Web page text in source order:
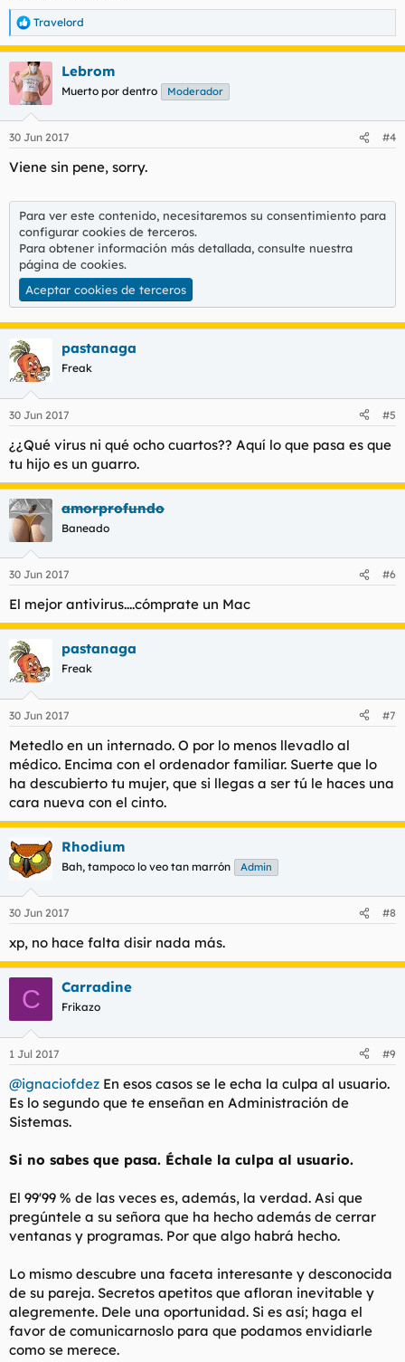
R
e
a
c
c
e
s
:
Travelord
Lebrom
Muerto por dentro Moderador
30 Jun 2017 #4
Viene sin pene, sorry.
Para ver este contenido, necesitaremos su consentimiento para
configurar cookies de terceros.
Para obtener información más detallada, consulte nuestra
página de cookies.
Aceptar cookies de terceros
pastanaga
Freak
30 Jun 2017 #5
¿¿Qué virus ni qué ocho cuartos?? Aquí lo que pasa es que
tu hijo es un guarro.
amorprofundo
Baneado
30 Jun 2017 #6
El mejor antivirus....cómprate un Mac
pastanaga
Freak
30 Jun 2017 #7
Metedlo en un internado. O por lo menos llevadlo al
médico. Encima con el ordenador familiar. Suerte que lo
ha descubierto tu mujer, que si llegas a ser tú le haces una
cara nueva con el cinto.
Rhodium
Bah, tampoco lo veo tan marrón Admin
30 Jun 2017 #8
xp, no hace falta disir nada más.
C Carradine
Frikazo
1 Jul 2017 #9
@ignaciofdez En esos casos se le echa la culpa al usuario.
Es lo segundo que te enseñan en Administración de
Sistemas.
Si no sabes que pasa. Échale la culpa al usuario.
El 99'99 % de las veces es, además, la verdad. Asi que
pregúntele a su señora que ha hecho además de cerrar
ventanas y programas. Por que algo habrá hecho.
Lo mismo descubre una faceta interesante y desconocida
de su pareja. Secretos apetitos que afloran inevitable y
alegremente. Dele una oportunidad. Si es así; haga el
favor de comunicarnoslo para que podamos envidiarle
como se merece.